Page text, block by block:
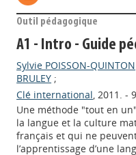
Outil pédagogique
A1 - Intro - Guide
Sylvie POISSON-QUINTON
BRULEY ;
Clé international, 2011. -
Une méthode "tout en
la langue et la culture
français et qui ne
l’apprentissage d’une